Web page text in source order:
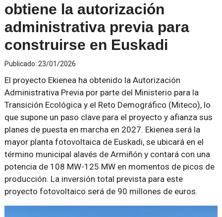
obtiene la autorización
administrativa previa para
construirse en Euskadi
Publicado: 23/01/2026
El proyecto Ekienea ha obtenido la Autorización
Administrativa Previa por parte del Ministerio para la
Transición Ecológica y el Reto Demográfico (Miteco), lo
que supone un paso clave para el proyecto y afianza sus
planes de puesta en marcha en 2027. Ekienea será la
mayor planta fotovoltaica de Euskadi, se ubicará en el
término municipal alavés de Armiñón y contará con una
potencia de 108 MW-125 MW en momentos de picos de
producción. La inversión total prevista para este
proyecto fotovoltaico será de 90 millones de euros.